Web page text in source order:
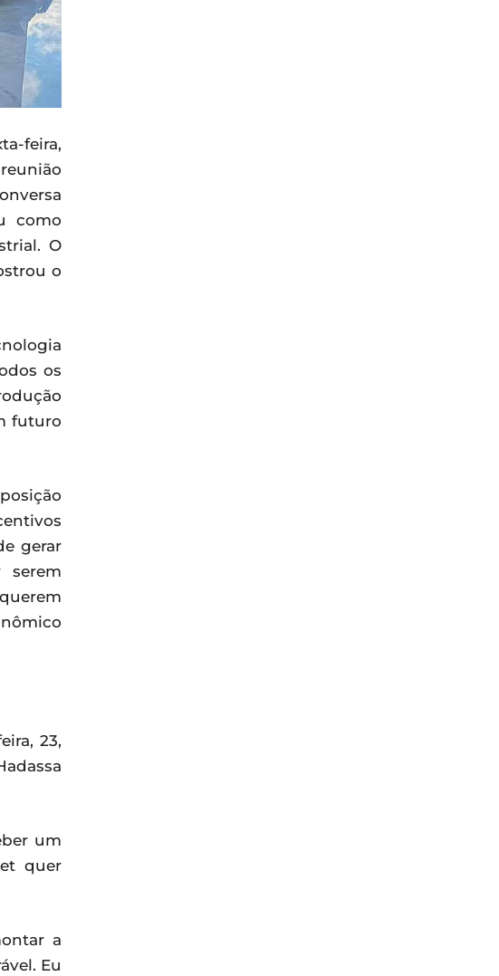
feira,
como
O
o
os
futuro
gerar
serem
23,
um
quer
a
Eu